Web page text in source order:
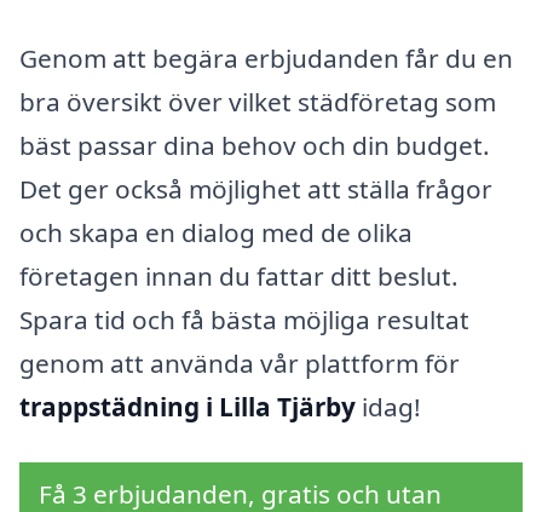
Genom att begära erbjudanden får du en
bra översikt över vilket städföretag som
bäst passar dina behov och din budget.
Det ger också möjlighet att ställa frågor
och skapa en dialog med de olika
företagen innan du fattar ditt beslut.
Spara tid och få bästa möjliga resultat
genom att använda vår plattform för
trappstädning i Lilla Tjärby idag!
Få 3 erbjudanden, gratis och utan